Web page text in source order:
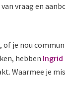
vraag en
of je nou
hebben Ingrid
Waarmee je